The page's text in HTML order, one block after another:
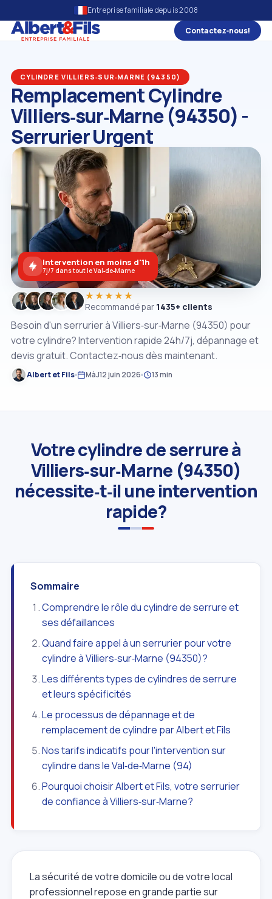
Entreprise familiale depuis 2008
Contactez‑nous!
CYLINDRE VILLIERS‑SUR‑MARNE (94350)
Remplacement Cylindre
Villiers‑sur‑Marne (94350) -
Serrurier Urgent
Besoin d'un serrurier à Villiers‑sur‑Marne (94350) pour
votre cylindre? Intervention rapide 24h/7j, dépannage et
devis gratuit. Contactez‑nous dès maintenant.
Albert et Fils MàJ12 juin 2026 13 min
★★★★★
Recommandé par 1435+ clients
Intervention en moins d'1h
7j/7 dans tout le Val‑de‑Marne
Votre cylindre de serrure à
Villiers‑sur‑Marne (94350)
nécessite‑t‑il une intervention
rapide?
Sommaire
Comprendre le rôle du cylindre de serrure et
ses défaillances
Quand faire appel à un serrurier pour votre
cylindre à Villiers‑sur‑Marne (94350)?
Les différents types de cylindres de serrure
et leurs spécificités
Le processus de dépannage et de
remplacement de cylindre par Albert et Fils
Nos tarifs indicatifs pour l'intervention sur
cylindre dans le Val‑de‑Marne (94)
Pourquoi choisir Albert et Fils, votre serrurier
de confiance à Villiers‑sur‑Marne?
La sécurité de votre domicile ou de votre local
professionnel repose en grande partie sur